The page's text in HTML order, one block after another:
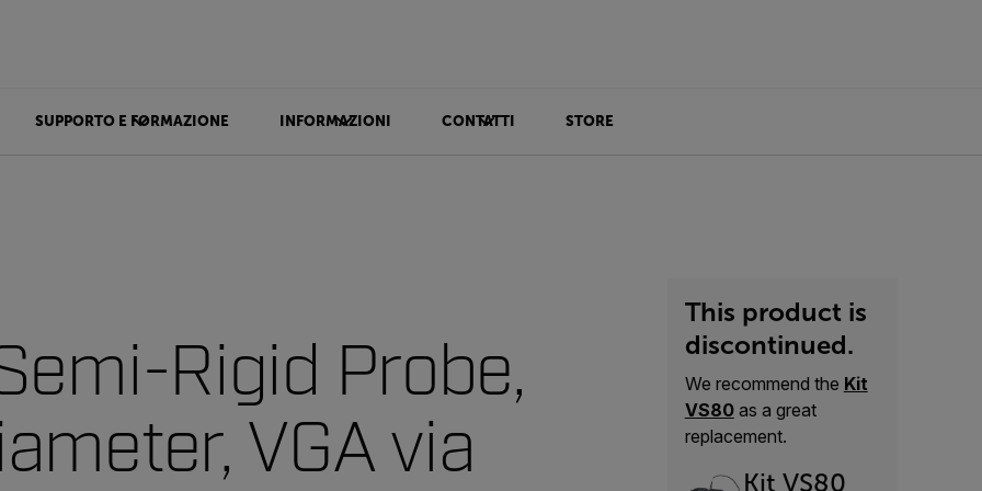
SUPPORTO E FORMAZIONE INFORMAZIONI CONTATTI STORE
Rigid Probe,
VGA via
This product is
discontinued.
We recommend the Kit
VS80as a great
replacement.
Kit VS80